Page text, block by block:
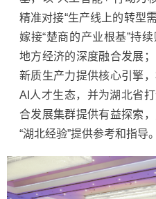
精准对接“生产线上的转型
嫁接“楚商的产业根基”持
地方经济的深度融合发展
新质生产力提供核心引擎
AI人才生态，并为湖北省
合发展集群提供有益探索
“湖北经验”提供参考和指导。